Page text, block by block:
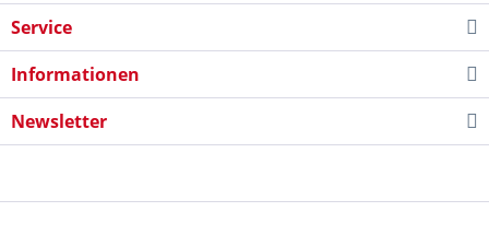
Service
Informationen
Newsletter